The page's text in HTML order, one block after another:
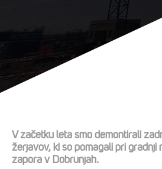
V začetku leta smo demontirali
žerjavov, ki so pomagali pri gradnji
zapora v Dobrunjah.